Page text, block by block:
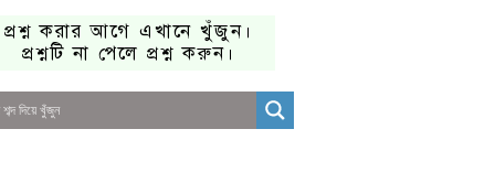
প্রশ্ন করার আগে এখানে খুঁজুন।
প্রশ্নটি না পেলে প্রশ্ন করুন।